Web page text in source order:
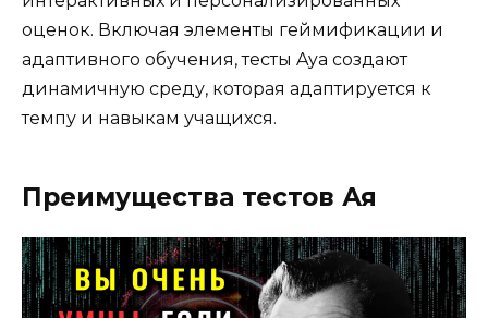
оценок. Включая элементы геймификации и
адаптивного обучения, тесты Aya создают
динамичную среду, которая адаптируется к
темпу и навыкам учащихся.
Преимущества тестов Ая